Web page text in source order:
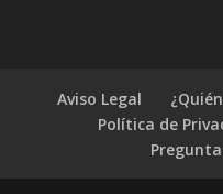
Aviso Legal
Política de